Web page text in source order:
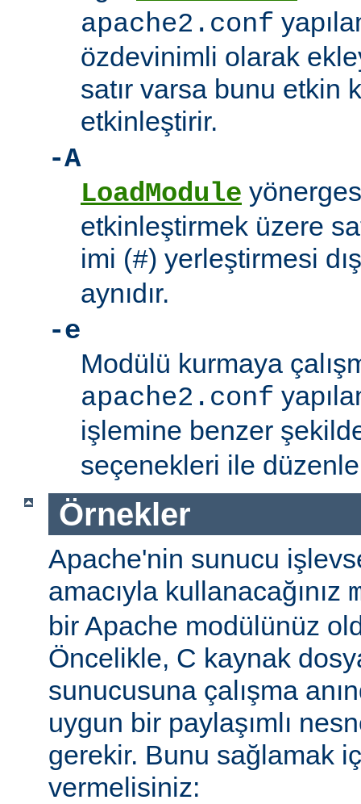
apache2.conf
özdevinimli olarak
satır varsa bunu etkin
etkinleştirir.
-A
LoadModule
etkinleştirmek üzere
imi (#) yerleştirmesi
aynıdır.
-e
Modülü kurmaya
apache2.conf
işlemine benzer
seçenekleri ile
Örnekler
Apache'nin sunucu
amacıyla kullanacağınız
bir Apache modülünüz
Öncelikle, C kaynak
sunucusuna çalışma
uygun bir paylaşımlı
gerekir. Bunu sağlamak
vermelisiniz: